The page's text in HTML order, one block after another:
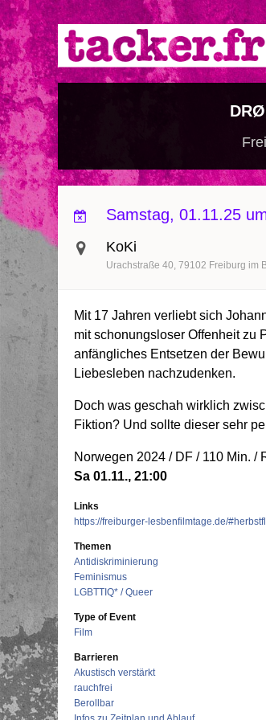
Direkt
zum
Inhalt
Samstag, 01.11.25
KoKi
Urachstraße 40 79102 Freiburg im
Mit 17 Jahren verliebt sich
mit schonungsloser Offenheit zu
anfängliches Entsetzen der
Liebesleben nachzudenken.
Doch was geschah wirklich
Fiktion? Und sollte dieser sehr
Norwegen 2024 / DF / 110 Min. /
Sa 01.11., 21:00
Links
https://freiburger-lesbenfilmtage.de/
Themen
Antidiskriminierung
Feminismus
LGBTTIQ* / Queer
Type of Event
Film
Barrieren
Akustisch verstärkt
rauchfrei
Berollbar